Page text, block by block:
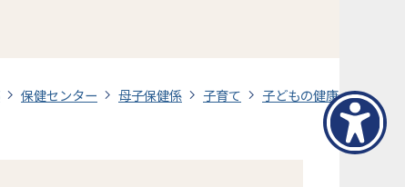
保健センター 母子保健係 子育て
子どもの健康